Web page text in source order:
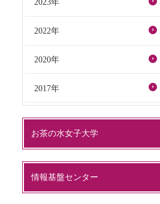
2022年
2020年
2017年
お茶の水女子大学
情報基盤センター